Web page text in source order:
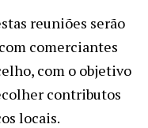
reuniões serão
comerciantes
com o objetivo
contributos
locais.